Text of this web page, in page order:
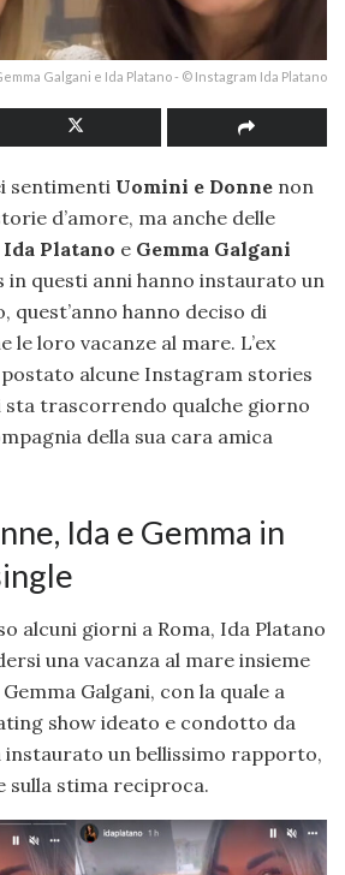
Galgani e Ida Platano - © Instagram Ida Platano
sentimenti Uomini e Donne non
d’amore, ma anche delle
Ida Platano e Gemma Galgani
in questi anni hanno instaurato un
quest’anno hanno deciso di
loro vacanze al mare. L’ex
alcune Instagram stories
sta trascorrendo qualche giorno
della sua cara amica
Ida e Gemma in
alcuni giorni a Roma, Ida Platano
una vacanza al mare insieme
Galgani, con la quale a
show ideato e condotto da
instaurato un bellissimo rapporto,
sulla stima reciproca.